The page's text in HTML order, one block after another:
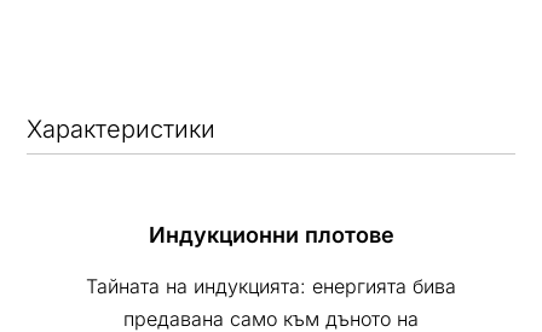
Xарактеристики
Индукционни плотове
Тайната на индукцията: енергията бива
предавана само към дъното на